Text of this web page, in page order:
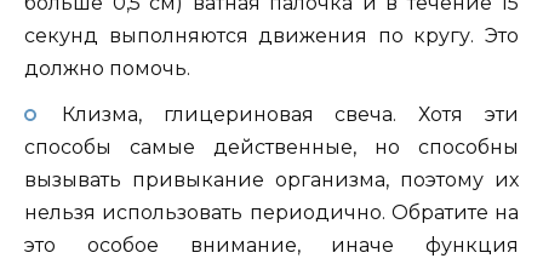
секунд выполняются движения по кругу. Это
должно помочь.
Клизма, глицериновая свеча. Хотя эти
способы самые действенные, но способны
вызывать привыкание организма, поэтому их
нельзя использовать периодично. Обратите на
это особое внимание, иначе функция